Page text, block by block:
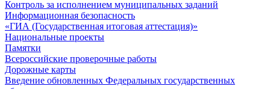
Контроль за исполнением муниципальных заданий
Информационная безопасность
«ГИА (Государственная итоговая аттестация)»
Национальные проекты
Памятки
Всероссийские проверочные работы
Дорожные карты
Введение обновленных Федеральных государственных